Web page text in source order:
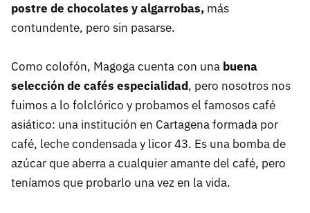
postre de chocolates y algarrobas, más
contundente, pero sin pasarse.
Como colofón, Magoga cuenta con una buena
selección de cafés especialidad, pero nosotros nos
fuimos a lo folclórico y probamos el famosos café
asiático: una institución en Cartagena formada por
café, leche condensada y licor 43. Es una bomba de
azúcar que aberra a cualquier amante del café, pero
teníamos que probarlo una vez en la vida.